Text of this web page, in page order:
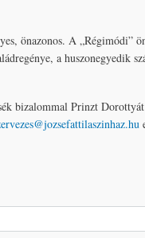
önazonos. A
a huszonegyedik
bizalommal Prinzt